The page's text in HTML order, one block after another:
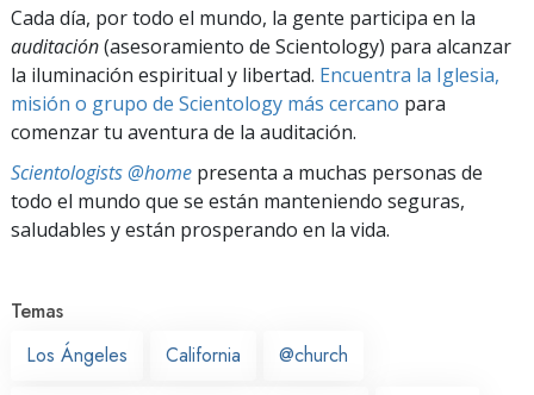
Cada día, por todo el mundo, la gente participa en la
auditación(asesoramiento de Scientology) para alcanzar
la iluminación espiritual y libertad. Encuentra la Iglesia,
misión o grupo de Scientology más cercano para
comenzar tu aventura de la auditación.
Scientologists @home presenta a muchas personas de
todo el mundo que se están manteniendo seguras,
saludables y están prosperando en la vida.
Temas
Los Ángeles
California @church